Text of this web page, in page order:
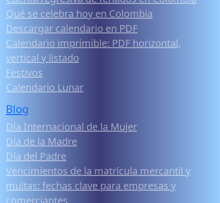
Qué se celebra hoy en Colombia
Descargar calendario en PDF
Calendario imprimible: PDF horizontal,
vertical y listado
Festivos
Calendario Lunar
Blog
Día Internacional de la Mujer
Día de la Madre
Día del Padre
Vencimientos de la matrícula mercantil y
multas: fechas clave para empresas y